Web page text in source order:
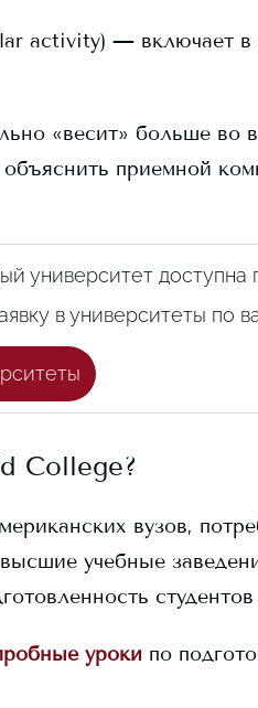
activity) — включает
«весит» больше во
приемной
университет доступна
в университеты по
College?
вузов,
учебные
студентов
уроки по